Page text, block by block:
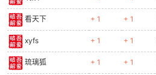
看天下 + 1 + 1
xyfs + 1 + 1
琉璃狐 + 1 + 1